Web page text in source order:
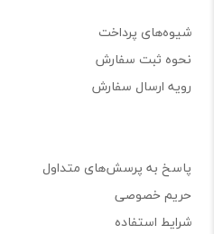
شیوه‌های پرداخت
نحوه ثبت سفارش
رویه ارسال سفارش
پاسخ به پرسش‌های متداول
حریم خصوصی
شرایط استفاده